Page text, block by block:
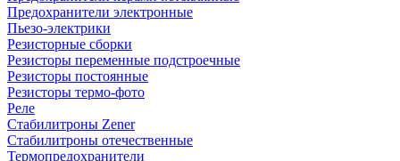
Предохранители электронные
Пьезо-электрики
Резисторные сборки
Резисторы переменные подстроечные
Резисторы постоянные
Резисторы термо-фото
Реле
Стабилитроны Zener
Стабилитроны отечественные
Термопредохранители